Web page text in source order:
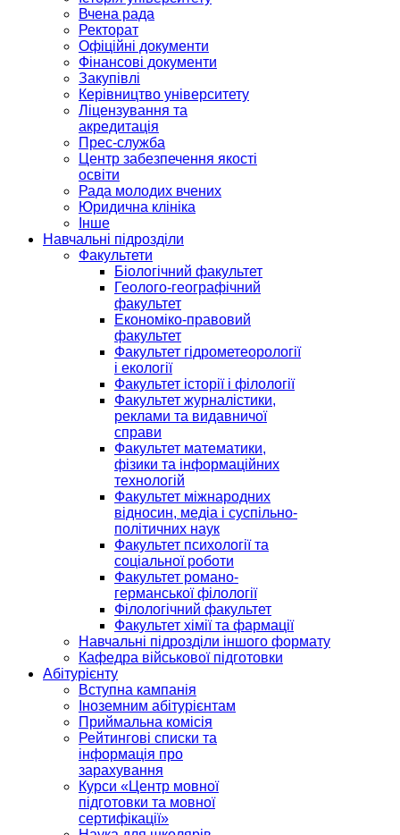
Вчена рада
Ректорат
Офіційні документи
Фінансові документи
Закупівлі
Керівництво університету
Ліцензування та
акредитація
Прес-служба
Центр забезпечення якості
освіти
Рада молодих вчених
Юридична клініка
Інше
Навчальні підрозділи
Факультети
Біологічний факультет
Геолого-географічний
факультет
Економіко-правовий
факультет
Факультет гідрометеорології
і екології
Факультет історії і філології
Факультет журналістики,
реклами та видавничої
справи
Факультет математики,
фізики та інформаційних
технологій
Факультет міжнародних
відносин, медіа і суспільно-
політичних наук
Факультет психології та
соціальної роботи
Факультет романо-
германської філології
Філологічний факультет
Факультет хімії та фармації
Навчальні підрозділи іншого формату
Кафедра військової підготовки
Абітурієнту
Вступна кампанія
Іноземним абітурієнтам
Приймальна комісія
Рейтингові списки та
інформація про
зарахування
Курси «Центр мовної
підготовки та мовної
сертифікації»